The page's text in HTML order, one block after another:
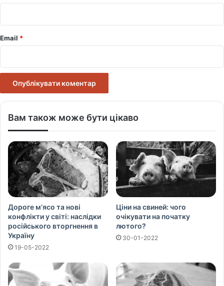
*
Email *
Вам також може бути цікаво
Дороге м’ясо та нові
конфлікти у світі: наслідки
російського вторгнення в
Україну
19-05-2022
Ціни на свиней: чого
очікувати на початку
лютого?
30-01-2022